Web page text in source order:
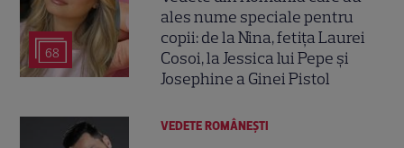
68
ales nume speciale pentru
copii: de la Nina, fetița Laurei
Cosoi, la Jessica lui Pepe și
Josephine a Ginei Pistol
VEDETE ROMÂNEŞTI